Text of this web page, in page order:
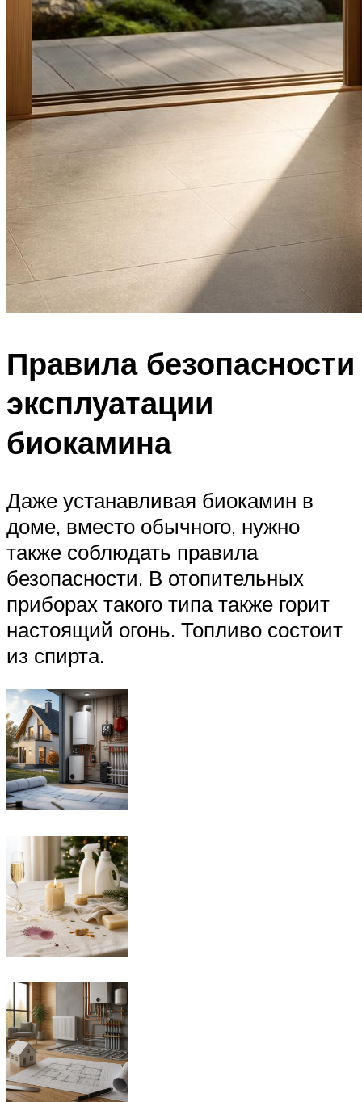
Правила безопасности
эксплуатации
биокамина
Даже устанавливая биокамин в
доме, вместо обычного, нужно
также соблюдать правила
безопасности. В отопительных
приборах такого типа также горит
настоящий огонь. Топливо состоит
из спирта.